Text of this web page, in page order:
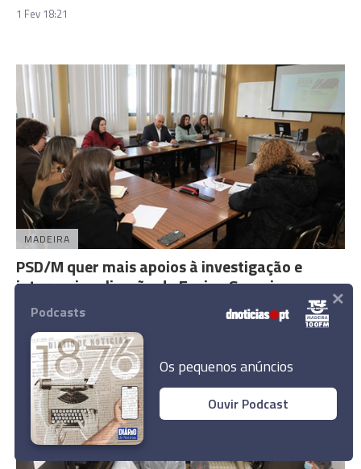
1 Fev 18:21
MADEIRA
PSD/M quer mais apoios à investigação e
internacionalização do Ensino Superior
1 Fev 18:21
Podcasts
Os pequenos anúncios
Ouvir Podcast
×